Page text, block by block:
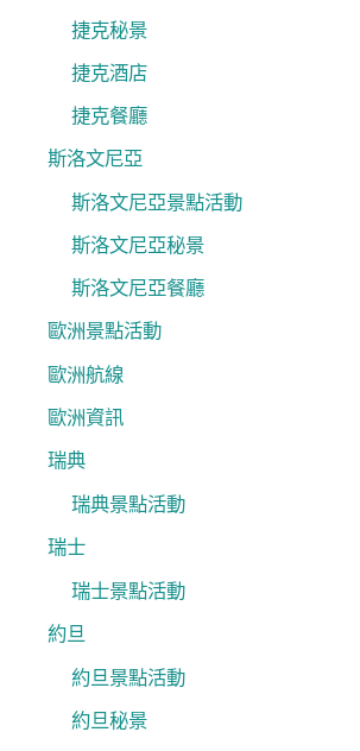
捷克秘景
捷克酒店
捷克餐廳
斯洛文尼亞
斯洛文尼亞景點活動
斯洛文尼亞秘景
斯洛文尼亞餐廳
歐洲景點活動
歐洲航線
歐洲資訊
瑞典
瑞典景點活動
瑞士
瑞士景點活動
約旦
約旦景點活動
約旦秘景